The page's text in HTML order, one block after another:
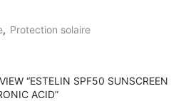
, Protection solaire
“ESTELIN SPF50
ACID”